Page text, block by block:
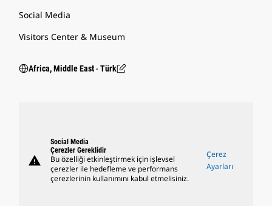
Social Media
Visitors Center & Museum
Africa, Middle East ‧ Türk
warning
Social Media
Çerezler Gereklidir
Bu özelliği etkinleştirmek için işlevsel
çerezler ile hedefleme ve performans
çerezlerinin kullanımını kabul etmelisiniz.
Çerez
Ayarları